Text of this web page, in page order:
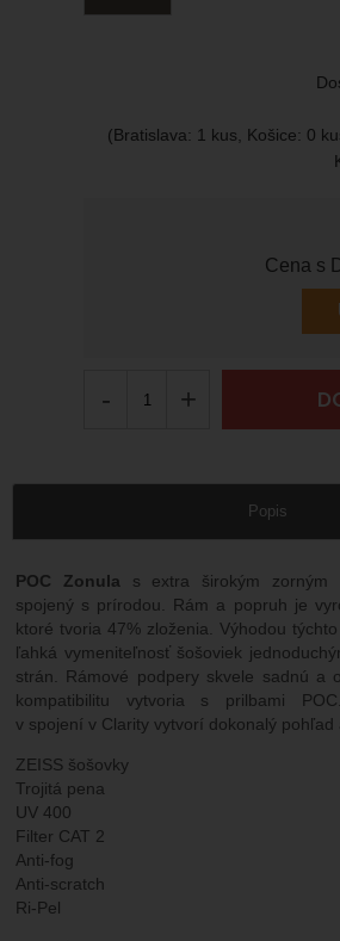
(Bratislava: 1 kus, Košice: 0
Cena s
- +
Popis
POC Zonula s extra širokým zorným
spojený s prírodou. Rám a popruh je
ktoré tvoria 47% zloženia. Výhodou
ľahká vymeniteľnosť šošoviek
strán. Rámové podpery skvele sadnú a
kompatibilitu vytvoria s prilbami
v spojení v Clarity vytvorí dokonalý pohľad
ZEISS šošovky
Trojitá pena
UV 400
Filter CAT 2
Anti-fog
Anti-scratch
Ri-Pel